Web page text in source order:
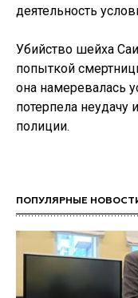
деятельность
Убийство шейха
попыткой
она намеревалась
потерпела неудачу
полиции.
ПОПУЛЯРНЫЕ